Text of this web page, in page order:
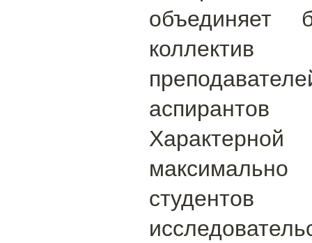
объединяет